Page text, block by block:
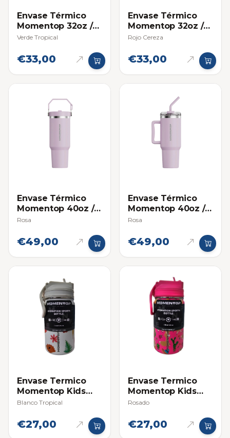
Envase Térmico
Momentop 32oz /
946 ml
Verde Tropical
€33,00
Envase Térmico
Momentop 32oz /
946 ml
Rojo Cereza
€33,00
Envase Térmico
Momentop 40oz /
1.18 L con Asa de
Rosa
€49,00
Envase Térmico
Momentop 40oz /
1.18 L con Asa de
Rosa
€49,00
Envase Termico
Momentop Kids
12oz / 355ml
Blanco Tropical
€27,00
Envase Termico
Momentop Kids
12oz / 355ml
Rosado
€27,00